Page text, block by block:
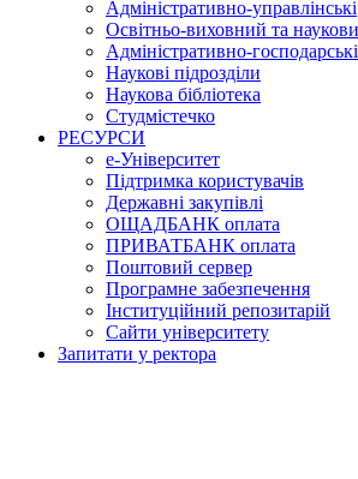
Адміністративно-управлінські
Освітньо-виховний та
Адміністративно-господарські
Наукові підрозділи
Наукова бібліотека
Студмістечко
РЕСУРСИ
е-Університет
Підтримка користувачів
Державні закупівлі
ОЩАДБАНК оплата
ПРИВАТБАНК оплата
Поштовий сервер
Програмне забезпечення
Інституційний репозитарій
Сайти університету
Запитати у ректора